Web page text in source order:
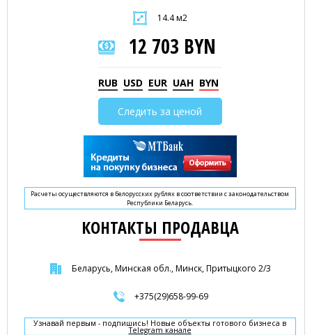
14.4 м2
12 703 BYN
RUB USD EUR UAH BYN
Следить за ценой
Расчеты осуществляются в белорусских рублях в соответствии с законодательством
Республики Беларусь.
КОНТАКТЫ ПРОДАВЦА
Беларусь, Минская обл., Минск, Притыцкого 2/3
+375(29)658-99-69
Узнавай первым - подпишись! Новые объекты готового бизнеса в
Telegram канале